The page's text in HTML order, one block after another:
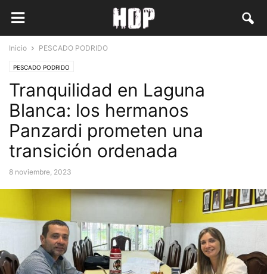
Inicio PESCADO PODRIDO
PESCADO PODRIDO
Tranquilidad en Laguna
Blanca: los hermanos
Panzardi prometen una
transición ordenada
8 noviembre, 2023